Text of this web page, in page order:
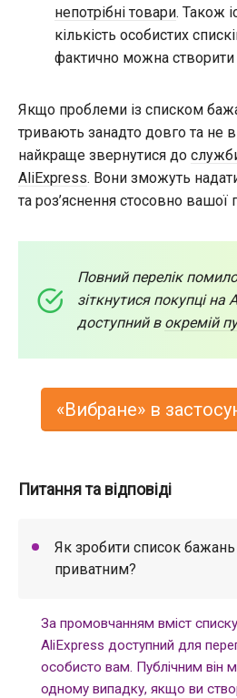
непотрібні товари. Також
кількість особистих
фактично можна створити
Якщо проблеми із списком
тривають занадто довго та не
найкраще звернутися до
AliExpress. Вони зможуть
та роз’яснення стосовно вашої
Повний перелік
зіткнутися покупці на
доступний в окремій
«Вибране» в
Питання та відповіді
Як зробити список
приватним?
За промовчанням вміст
AliExpress доступний для
особисто вам. Публічним він
одному випадку, якщо ви